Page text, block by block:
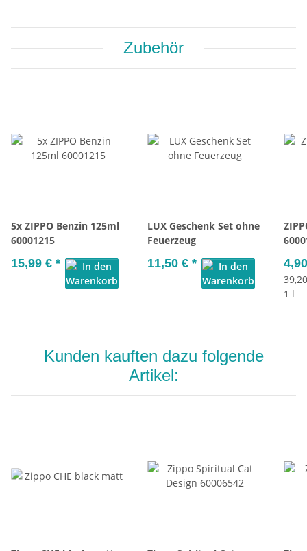
Zubehör
5x ZIPPO Benzin 125ml
60001215
15,99 € *
LUX Geschenk Set ohne
Feuerzeug
11,50 € *
1 l
Kunden kauften dazu folgende
Artikel: